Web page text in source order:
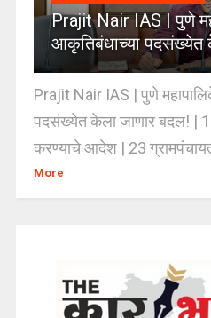
Prajit Nair IAS | पुणे
आकृतिबंधाच्या पदसंख्येत
Prajit Nair IAS | पुणे
पदसंख्येत केला जाणार बदल! | 10
करण्याचे आदेश | 23
More